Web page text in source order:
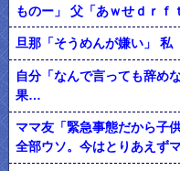
ものー」 父「あｗせｄｒｆ
旦那「そうめんが嫌い」
自分「なんで言っても辞め
果…
ママ友「緊急事態だから子
全部ウソ。今はとりあえず